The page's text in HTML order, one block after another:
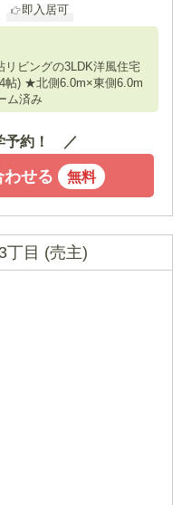
即入居可
ビングの3LDK洋風住宅
) ★北側6.0m×東側6.0m
ム済み
約！
わせる 無料
目 (売主)